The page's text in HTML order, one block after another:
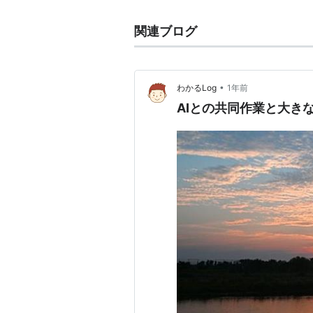
関連ブログ
わかるLog • 1年前
AIとの共同作業と大き